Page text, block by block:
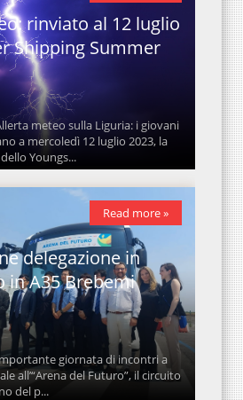
rinviato al 12 luglio
Shipping Summer
meteo sulla Liguria: i giovani
a mercoledì 12 luglio 2023, la
Youngs...
delegazione in
in A35 Brebemi
giornata di incontri a
all’“Arena del Futuro”, il circuito
del p...
Read more »